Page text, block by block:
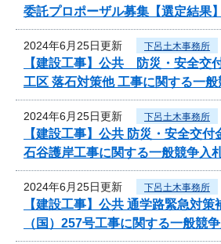
委託プロポーザル募集【選定結果】
2024年6月25日更新 下呂土木事務所
【建設工事】公共 防災・安全交
工区 落石対策他 工事に関する一
2024年6月25日更新 下呂土木事務所
【建設工事】公共 防災・安全交
石谷護岸工事に関する一般競争入
2024年6月25日更新 下呂土木事務所
【建設工事】公共 通学路緊急対策
（国）257号工事に関する一般競